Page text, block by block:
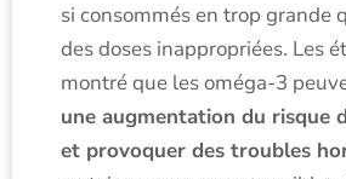
si consommés en trop grande
des doses inappropriées. Les
montré que les oméga-3
une augmentation du risque
et provoquer des troubles